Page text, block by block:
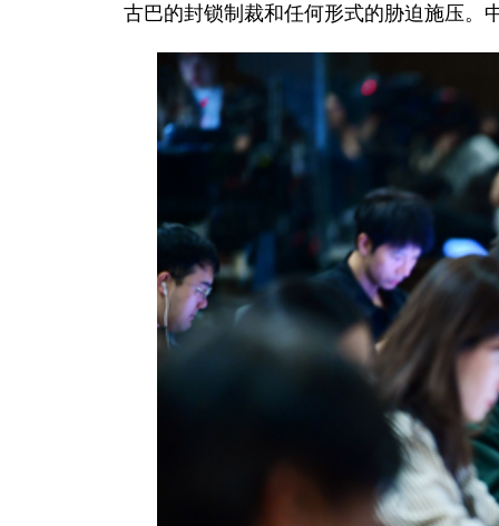
古巴的封锁制裁和任何形式的胁迫施压。